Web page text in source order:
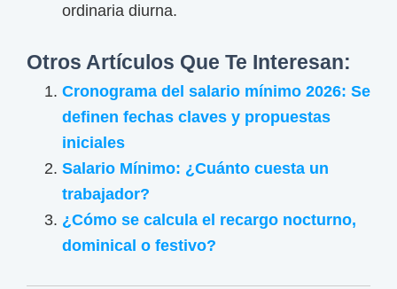
ordinaria diurna.
Otros Artículos Que Te Interesan:
Cronograma del salario mínimo 2026: Se
definen fechas claves y propuestas
iniciales
Salario Mínimo: ¿Cuánto cuesta un
trabajador?
¿Cómo se calcula el recargo nocturno,
dominical o festivo?